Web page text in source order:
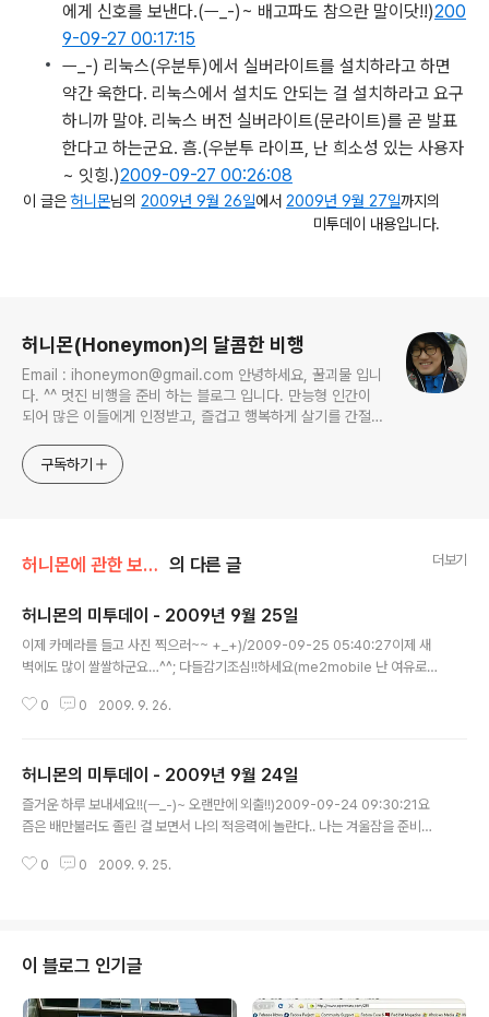
에게 신호를 보낸다.(ㅡ_-)~ 배고파도 참으란 말이닷!!)200
9-09-27 00:17:15
ㅡ_-) 리눅스(우분투)에서 실버라이트를 설치하라고 하면
약간 욱한다. 리눅스에서 설치도 안되는 걸 설치하라고 요구
하니까 말야. 리눅스 버전 실버라이트(문라이트)를 곧 발표
한다고 하는군요. 흠.(우분투 라이프, 난 희소성 있는 사용자
~ 잇힝.)2009-09-27 00:26:08
이 글은허니몬님의 2009년 9월 26일에서 2009년 9월 27일까지의
미투데이 내용입니다.
허니몬(Honeymon)의 달콤한 비행
Email : ihoneymon@gmail.com 안녕하세요, 꿀괴물 입니
다. ^^ 멋진 비행을 준비 하는 블로그 입니다. 만능형 인간이
되어 많은 이들에게 인정받고, 즐겁고 행복하게 살기를 간절히
지켜봐주세요!! ^^
구독하기
허니몬에 관한 보고서/허니몬의 물병편지 의 다른 글 더보기
허니몬의 미투데이 - 2009년 9월 25일
이제 카메라를 들고 사진 찍으러~~ +_+)/2009-09-25 05:40:27이제 새
벽에도 많이 쌀쌀하군요…^^; 다들감기조심!!하세요(me2mobile 난 여유로운
날!!(me2mobile 잇힝!!)2009-09-25 06:05:16가을 코스모스가 활짝 피
9-25 08:28:40잘 다녀왔습니다. ^-^)>… 나는 이상하게 날을 잡으면 왜 그
리 날이 흐리거나 비가 내리는지… OTL… 알수 없는 이 불운한 기운. // 여러분
은 즐거운 하루..
0 0 2009. 9. 26.
허니몬의 미투데이 - 2009년 9월 24일
즐거운 하루 보내세요!!(ㅡ_-)~ 오랜만에 외출!!)2009-09-24 09:30:21요
즘은 배만불러도 졸린 걸 보면서 나의 적응력에 놀란다.. 나는 겨울잠을 준비하
9-09-24 14:15:31조대협님,이 글 이거보시고 이벨리인지 어떻게 아셨어
자료들이 올라오는군요. 놀고 있는 녀석이 뭐가 바쁘다고… ㅡ_-);; 이것도 못봤
을고…(오늘은 일찍 자야지용!! 그리고 일찍 일..
0 0 2009. 9. 25.
이 블로그 인기글